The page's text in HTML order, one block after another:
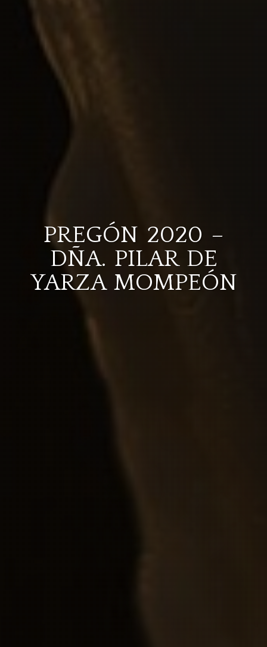
PREGÓN 2020 –
DÑA. PILAR DE
YARZA MOMPEÓN